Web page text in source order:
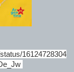
16124728304